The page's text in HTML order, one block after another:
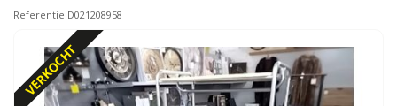
Referentie D021208958
VERKOCHT